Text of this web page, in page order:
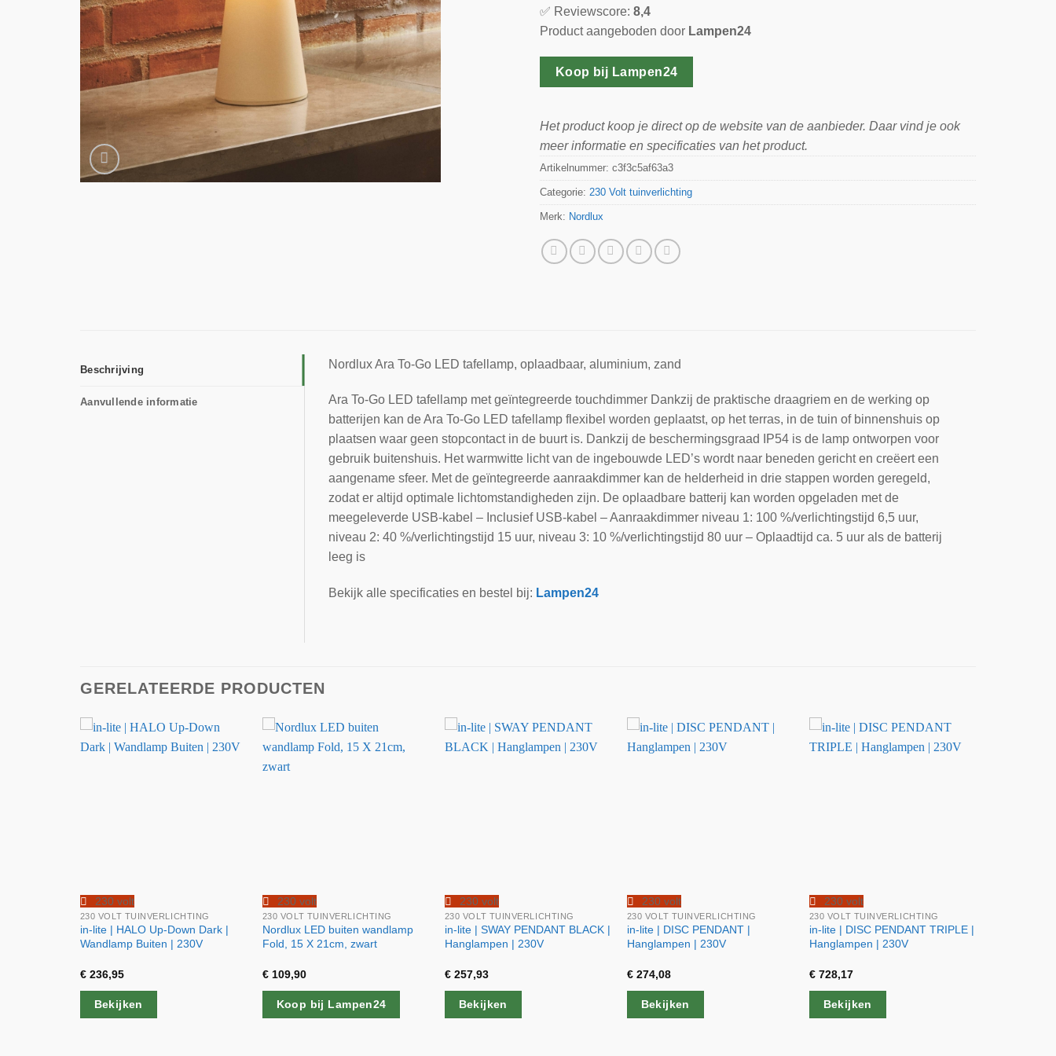
✅ Reviewscore: 8,4
Product aangeboden door Lampen24
Koop bij Lampen24
Het product koop je direct op de website van de aanbieder. Daar vind je ook
meer informatie en specificaties van het product.
Artikelnummer: c3f3c5af63a3
Categorie: 230 Volt tuinverlichting
Merk: Nordlux
Beschrijving
Aanvullende informatie
Nordlux Ara To-Go LED tafellamp, oplaadbaar, aluminium, zand
Ara To-Go LED tafellamp met geïntegreerde touchdimmer Dankzij de praktische draagriem en de werking op
batterijen kan de Ara To-Go LED tafellamp flexibel worden geplaatst, op het terras, in de tuin of binnenshuis op
plaatsen waar geen stopcontact in de buurt is. Dankzij de beschermingsgraad IP54 is de lamp ontworpen voor
gebruik buitenshuis. Het warmwitte licht van de ingebouwde LED’s wordt naar beneden gericht en creëert een
aangename sfeer. Met de geïntegreerde aanraakdimmer kan de helderheid in drie stappen worden geregeld,
zodat er altijd optimale lichtomstandigheden zijn. De oplaadbare batterij kan worden opgeladen met de
meegeleverde USB-kabel – Inclusief USB-kabel – Aanraakdimmer niveau 1: 100 %/verlichtingstijd 6,5 uur,
niveau 2: 40 %/verlichtingstijd 15 uur, niveau 3: 10 %/verlichtingstijd 80 uur – Oplaadtijd ca. 5 uur als de batterij
leeg is
Bekijk alle specificaties en bestel bij: Lampen24
GERELATEERDE PRODUCTEN
230 volt
230 VOLT TUINVERLICHTING
in-lite | HALO Up-Down Dark |
Wandlamp Buiten | 230V
€236,95
Bekijken
230 volt
230 VOLT TUINVERLICHTING
Nordlux LED buiten wandlamp
Fold, 15 X 21cm, zwart
€109,90
Koop bij Lampen24
230 volt
230 VOLT TUINVERLICHTING
in-lite | SWAY PENDANT BLACK |
Hanglampen | 230V
€257,93
Bekijken
230 volt
230 VOLT TUINVERLICHTING
in-lite | DISC PENDANT |
Hanglampen | 230V
€274,08
Bekijken
230 volt
230 VOLT TUINVERLICHTING
in-lite | DISC PENDANT TRIPLE |
Hanglampen | 230V
€728,17
Bekijken